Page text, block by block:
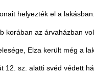
helyezték el a lakásban.
korában az árvaházban
Elza került még a
12. sz. alatti svéd védett